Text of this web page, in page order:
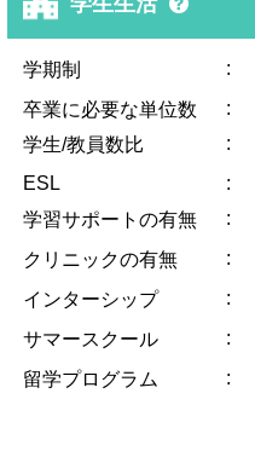
学期制 :
卒業に必要な単位数 :
学生/教員数比 :
ESL :
学習サポートの有無 :
クリニックの有無 :
インターシップ :
サマースクール :
留学プログラム :